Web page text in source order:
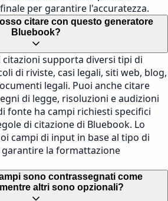
per garantire l'accuratezza.
citare con questo generatore
Bluebook?
supporta diversi tipi di
di riviste, casi legali, siti web, blog,
legali. Puoi anche citare
di legge, risoluzioni e audizioni
fonte ha campi richiesti specifici
di citazione di Bluebook. Lo
campi di input in base al tipo di
la formattazione
sono contrassegnati come
altri sono opzionali?